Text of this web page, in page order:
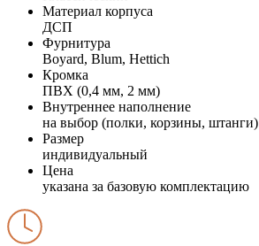
Материал корпуса
ДСП
Фурнитура
Boyard, Blum, Hettich
Кромка
ПВХ (0,4 мм, 2 мм)
Внутреннее наполнение
на выбор (полки, корзины, штанги)
Размер
индивидуальный
Цена
указана за базовую комплектацию